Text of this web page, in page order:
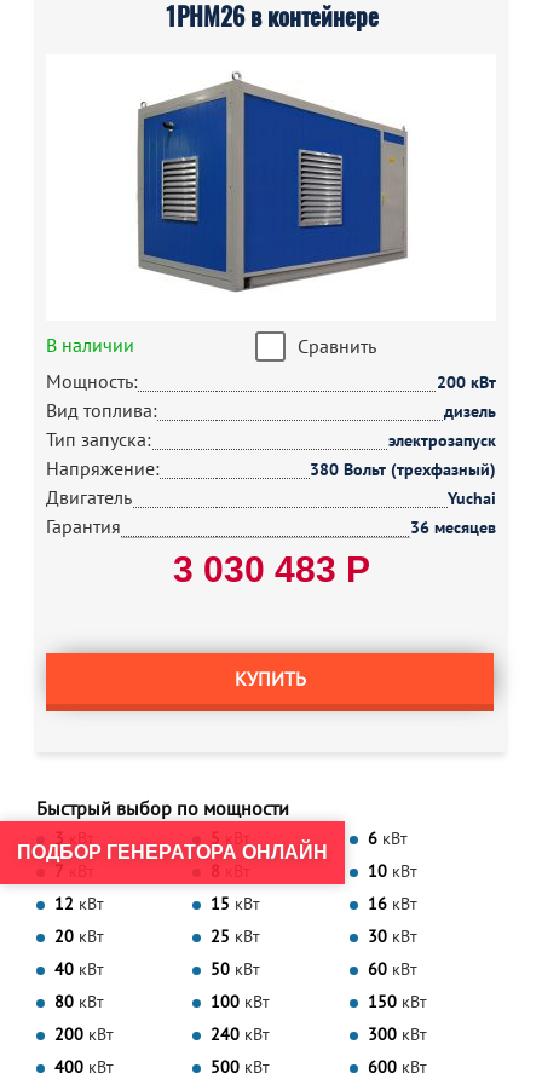
1РНМ26 в контейнере
В наличии
Сравнить
Мощность:
200 кВт
Вид топлива: дизель
Тип запуска: электрозапуск
Напряжение: 380 Вольт (трехфазный)
Двигатель Yuchai
Гарантия 36 месяцев
3 030 483 Р
КУПИТЬ
Быстрый выбор по мощности
3 кВт 5 6 кВт
7
кВт 8 10 кВт
12 кВт 15 кВт 16 кВт
20 кВт 25 кВт 30 кВт
40 кВт 50 кВт 60 кВт
80 кВт 100 кВт 150 кВт
200 кВт 240 кВт 300 кВт
400 кВт 500 кВт 600 кВт
ПОДБОР ГЕНЕРАТОРА ОНЛАЙН